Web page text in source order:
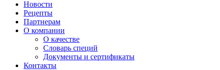
Новости
Рецепты
Партнерам
О компании
О качестве
Словарь специй
Документы и сертификаты
Контакты